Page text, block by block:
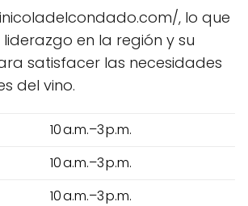
, lo que
en la región y su
satisfacer las necesidades
del vino.
10 a.m.–3 p.m.
10 a.m.–3 p.m.
10 a.m.–3 p.m.